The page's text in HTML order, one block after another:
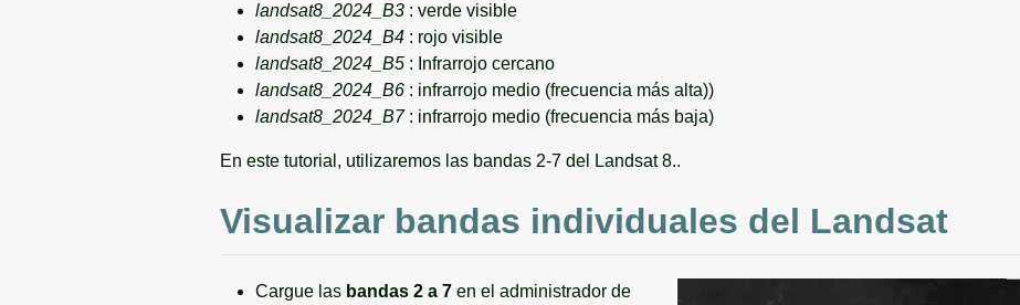
landsat8_2024_B3: verde visible
landsat8_2024_B4: rojo visible
landsat8_2024_B5: Infrarrojo cercano
landsat8_2024_B6: infrarrojo medio (frecuencia más alta))
landsat8_2024_B7: infrarrojo medio (frecuencia más baja)
En este tutorial, utilizaremos las bandas 2-7 del Landsat 8..
Visualizar bandas individuales del Landsat
Cargue las bandas 2 a 7en el administrador de